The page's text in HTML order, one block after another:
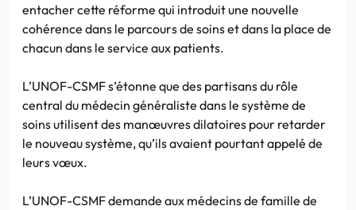
entacher cette réforme qui introduit une nouvelle
cohérence dans le parcours de soins et dans la place de
chacun dans le service aux patients.
L’UNOF-CSMF s’étonne que des partisans du rôle
central du médecin généraliste dans le système de
soins utilisent des manœuvres dilatoires pour retarder
le nouveau système, qu’ils avaient pourtant appelé de
leurs vœux.
L’UNOF-CSMF demande aux médecins de famille de